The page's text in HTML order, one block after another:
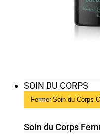
SOIN DU CORPS
Fermer Soin du Corps
Soin du Corps